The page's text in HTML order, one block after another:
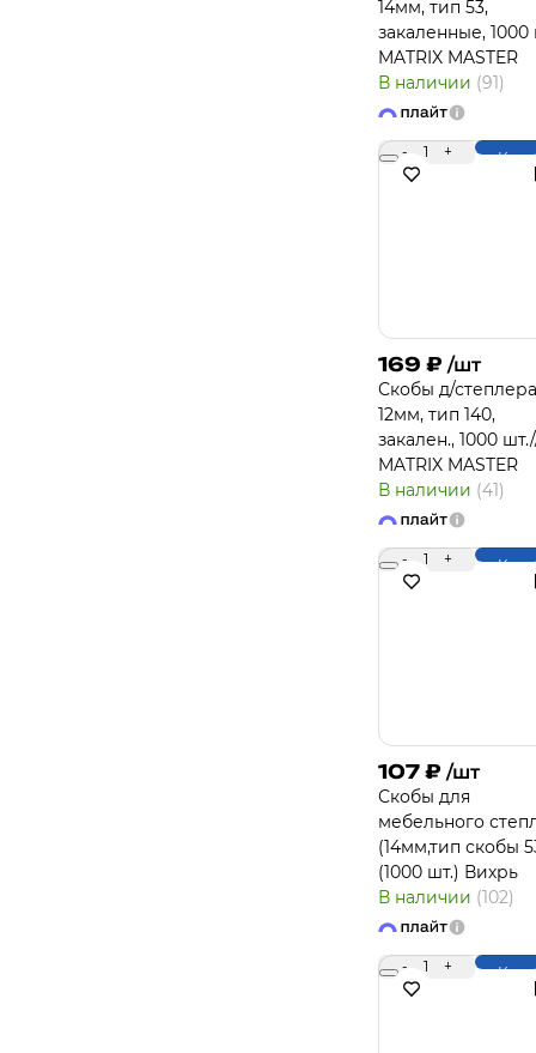
14мм, тип 53,
закаленные, 1000
MATRIX MASTER
В наличии (91)
- 1 +
169 ₽ /шт
Скобы д/
12мм, тип 140,
закален., 1000
MATRIX MASTER
В наличии (41)
- 1 +
107 ₽ /шт
Скобы для
мебельного
(14мм,тип скобы
(1000 шт.) Вихрь
В наличии (102)
- 1 +